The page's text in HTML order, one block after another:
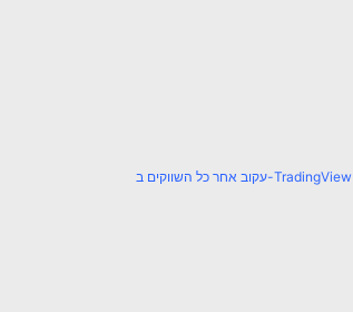
עקוב אחר כל השווקים ב-TradingView